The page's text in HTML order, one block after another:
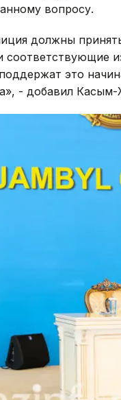
вопросу.
должны
это
- добавил